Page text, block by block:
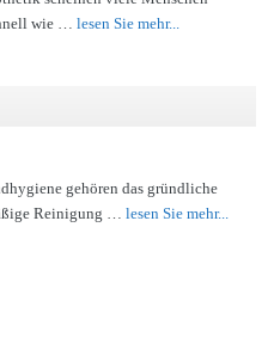
wie … lesen Sie mehr...
gehören das gründliche
Reinigung … lesen Sie mehr...